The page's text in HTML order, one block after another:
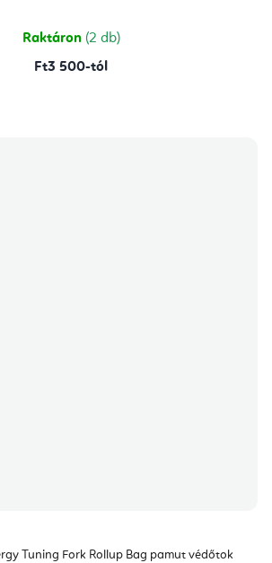
csillag.
Raktáron (2 db)
Ft3 500-tól
Tuning Fork Rollup Bag pamut védőtok